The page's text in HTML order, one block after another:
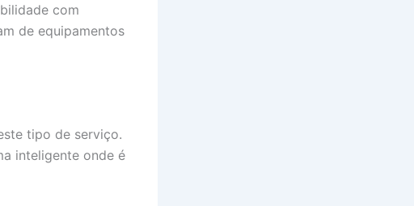
com
de equipamentos
tipo de serviço.
inteligente onde é